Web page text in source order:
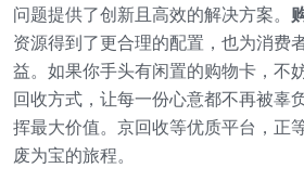
问题提供了创新且高效的解决方案。
资源得到了更合理的配置，也为消费
益。如果你手头有闲置的购物卡，不
回收方式，让每一份心意都不再被辜
挥最大价值。京回收等优质平台，正
废为宝的旅程。